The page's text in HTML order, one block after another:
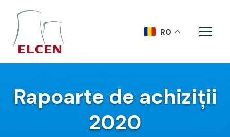
Rapoarte de achiziții
2020
RO